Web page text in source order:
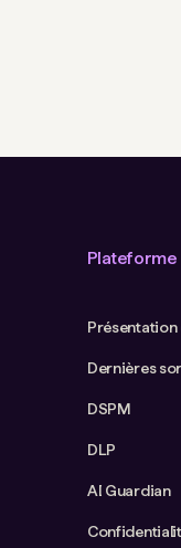
Plateforme
Dernières
DSPM
DLP
AI Guardian